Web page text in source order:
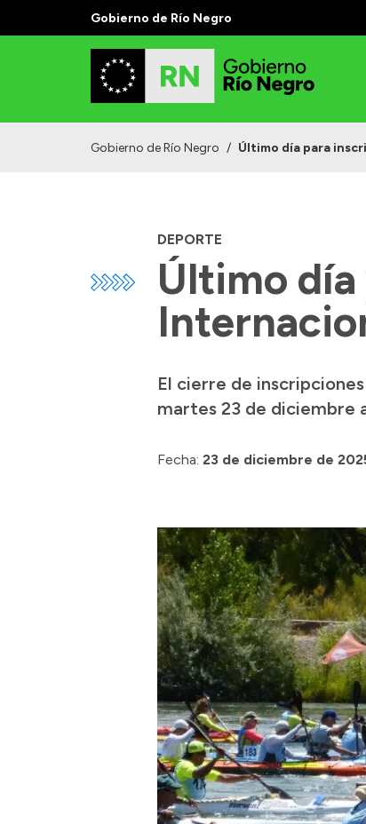
Gobierno de Río Negro
Gobierno de Río Negro / Último día para
DEPORTE
Último
El cierre de
martes 23 de diciembre
Fecha: 23 de diciembre de